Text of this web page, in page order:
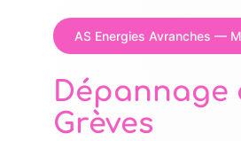
AS Energies Avranches —
Dépannage
Grèves